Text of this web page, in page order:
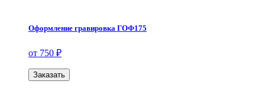
Оформление гравировка ГОФ175
от 750 ₽
Заказать